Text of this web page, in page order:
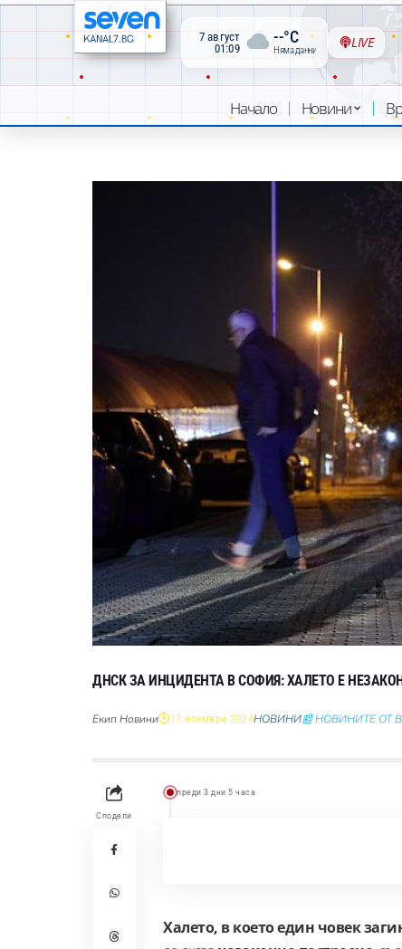
7 август
01:09
--°C
Няма данни LIVE
Начало Новини
ДНСК ЗА ИНЦИДЕНТА В СОФИЯ: ХАЛЕТО Е
Екип Новини 17 ноември 2024НОВИНИ📰 НОВИНИТЕ ОТ
Сподели
преди 3 дни 5 часа
Халето, в което един човек